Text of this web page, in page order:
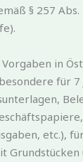
§ 257
Vorgaben in
für 7
etc.),